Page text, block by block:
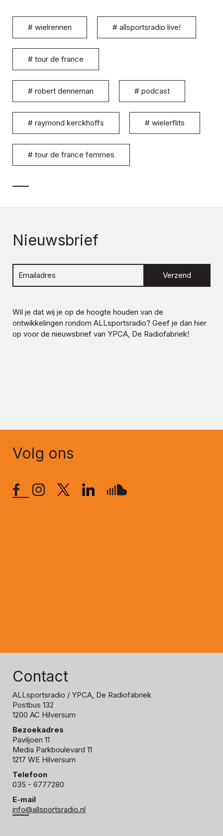
# wielrennen # allsportsradio live!
# tour de france
# robert denneman # podcast
# raymond kerckhoffs # wielerflits
# tour de france femmes
Nieuwsbrief
Verzend
Wil je dat wij je op de hoogte houden van de
ontwikkelingen rondom ALLsportsradio? Geef je dan hier
op voor de nieuwsbrief van YPCA, De Radiofabriek!
Volg ons
Contact
ALLsportsradio / YPCA, De Radiofabriek
Postbus 132
1200 AC Hilversum
Bezoekadres
Paviljoen 11
Media Parkboulevard 11
1217 WE Hilversum
Telefoon
035 - 6777280
E-mail
info@allsportsradio.nl